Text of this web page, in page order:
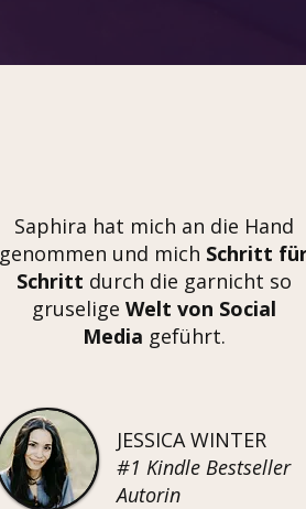
Saphira hat mich an die Hand
genommen und mich Schritt
Schritt durch die garnicht so
gruselige Welt von Social
Media geführt.
JESSICA WINTER
#1 Kindle Bestseller
Autorin